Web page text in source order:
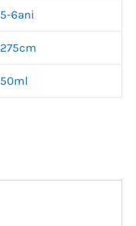
5-6ani
275cm
50ml